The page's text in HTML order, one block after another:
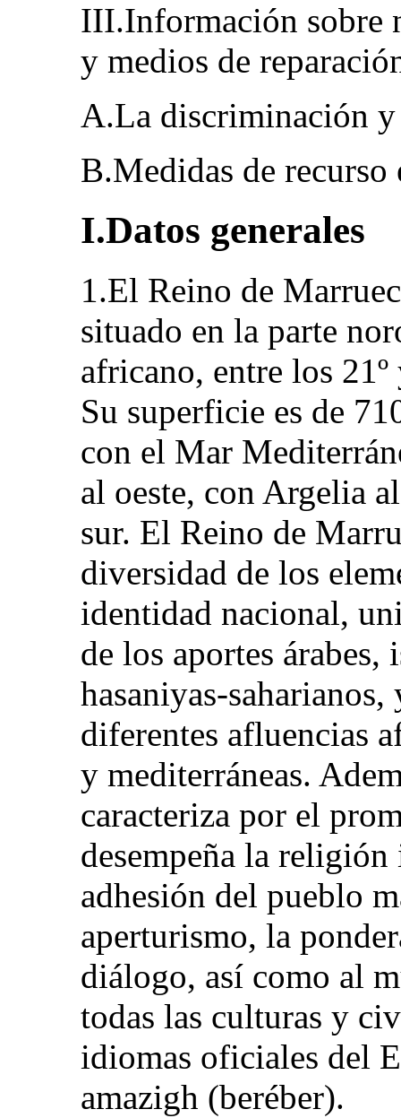
III.Información sobre
y medios de
A.La discriminación
B.Medidas de
I.Datos generales
1.El Reino de
situado en la parte
africano, entre los
Su superficie es de
con el Mar
al oeste, con Argelia
sur. El Reino de
diversidad de los
identidad nacional,
de los aportes
hasaniyas-
diferentes afluencias
y mediterráneas.
caracteriza por el
desempeña la
adhesión del pueblo
aperturismo, la
diálogo, así como al
todas las culturas y
idiomas oficiales del
amazigh (beréber).